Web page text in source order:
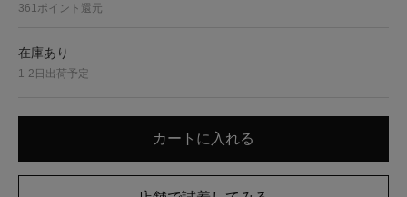
361 ポイント還元
在庫あり
1-2日出荷予定